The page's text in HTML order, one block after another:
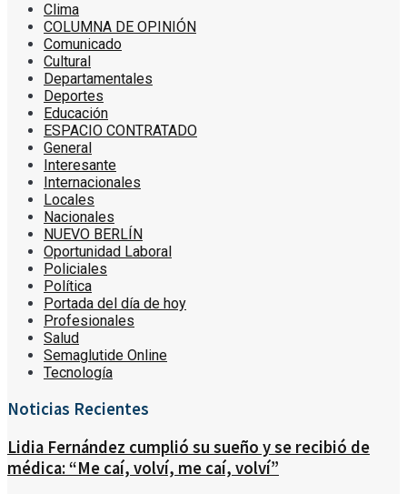
Clima
COLUMNA DE OPINIÓN
Comunicado
Cultural
Departamentales
Deportes
Educación
ESPACIO CONTRATADO
General
Interesante
Internacionales
Locales
Nacionales
NUEVO BERLÍN
Oportunidad Laboral
Policiales
Política
Portada del día de hoy
Profesionales
Salud
Semaglutide Online
Tecnología
Noticias Recientes
Lidia Fernández cumplió su sueño y se recibió de
médica: “Me caí, volví, me caí, volví”